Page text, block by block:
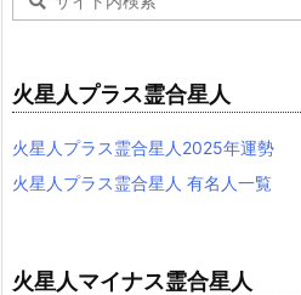
火星人プラス霊合星人
火星人プラス霊合星人2025年運勢
火星人プラス霊合星人 有名人一覧
火星人マイナス霊合星人